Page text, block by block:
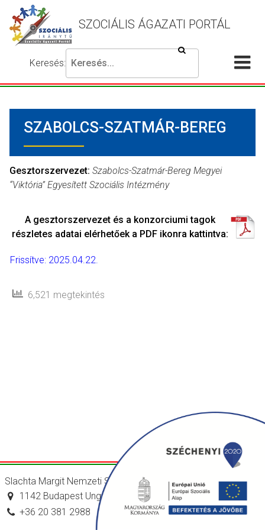
SZOCIÁLIS ÁGAZATI PORTÁL
Keresés:
Írja
be
keresni
kívánt
majd
nyomja
meg
gombot.
Keresés
beállítások
SZABOLCS-SZATMÁR-BEREG
Gesztorszervezet: Szabolcs-Szatmár-Bereg Megyei
“Viktória” Egyesített Szociális Intézmény
A gesztorszervezet és a konzorciumi tagok
részletes adatai elérhetőek a PDF ikonra kattintva:
Frissítve: 2025.04.22.
6,521 megtekintés
Slachta Margit Nemzeti Szociálpolitikai Intézet
1142 Budapest Ungvár utca 64-66.
+36 20 381 2988
titkarsag@nszi.gov.hu